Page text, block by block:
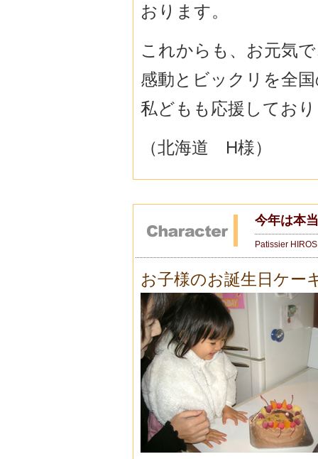
おります。
これからも、お元気
感動とビックリを全
私どもも応援してお
（北海道 H様）
今年は本
Patissier
お子様のお誕生日ケー